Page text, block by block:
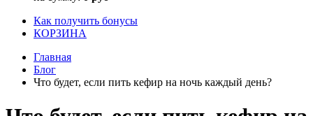
Как получить бонусы
КОРЗИНА
Главная
Блог
Что будет, если пить кефир на ночь каждый день?